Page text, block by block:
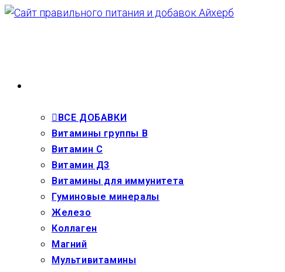
Перейти
ВСЕ ДОБАВКИ
Витамины группы В
Витамин С
Витамин Д3
Витамины для иммунитета
Гуминовые минералы
Железо
Коллаген
Магний
Мультивитамины